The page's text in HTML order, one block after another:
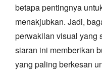
betapa pentingnya
menakjubkan. Jadi,
perwakilan visual yang
siaran ini memberikan
yang paling berkesan